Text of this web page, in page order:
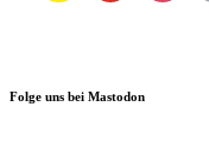
Folge uns bei Mastodon